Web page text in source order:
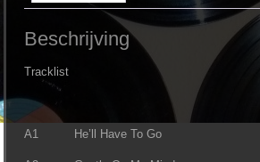
Op
Z'n
aantal
Beschrijving
Tracklist
A1 He’ll Have To Go